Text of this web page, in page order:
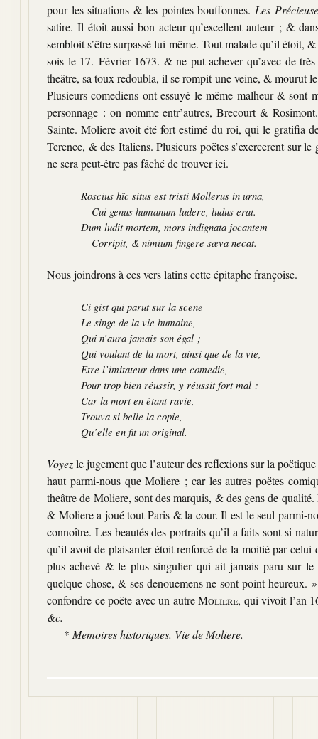
pour les situations & les pointes bouffonnes. Les
satire. Il étoit aussi bon acteur qu’excellent auteur ; &
sembloit s’être surpassé lui-même. Tout malade qu’il
sois le 17. Février 1673. & ne put achever qu’avec de
theâtre, sa toux redoubla, il se rompit une veine, & mourut
Plusieurs comediens ont essuyé le même malheur & sont
personnage : on nomme entr’autres, Brecourt &
Sainte. Moliere avoit été fort estimé du roi, qui le gratifia
Terence, & des Italiens. Plusieurs poëtes s’exercerent sur
ne sera peut-être pas fâché de trouver ici.
Roscius hîc situs est tristi Mollerus in urna,
Cui genus humanum ludere, ludus erat.
Dum ludit mortem, mors indignata jocantem
Corripit, & nimium fingere sæva necat.
Nous joindrons à ces vers latins cette épitaphe françoise.
Ci gist qui parut sur la scene
Le singe de la vie humaine,
Qui n’aura jamais son égal ;
Qui voulant de la mort, ainsi que de la vie,
Etre l’imitateur dans une comedie,
Pour trop bien réussir, y réussit fort mal :
Car la mort en étant ravie,
Trouva si belle la copie,
Qu’elle en fit un original.
Voyezle jugement que l’auteur des reflexions sur la
haut parmi-nous que Moliere ; car les autres poëtes
theâtre de Moliere, sont des marquis, & des gens de
& Moliere a joué tout Paris & la cour. Il est le seul parmi-
connoître. Les beautés des portraits qu’il a faits sont si
qu’il avoit de plaisanter étoit renforcé de la moitié par
plus achevé & le plus singulier qui ait jamais paru sur le
quelque chose, & ses denouemens ne sont point heureux. »
confondre ce poëte avec un autreMoliere, qui vivoit l’an
&c.
* Memoires historiques. Vie de Moliere.